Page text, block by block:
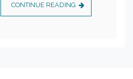
CONTINUE READING